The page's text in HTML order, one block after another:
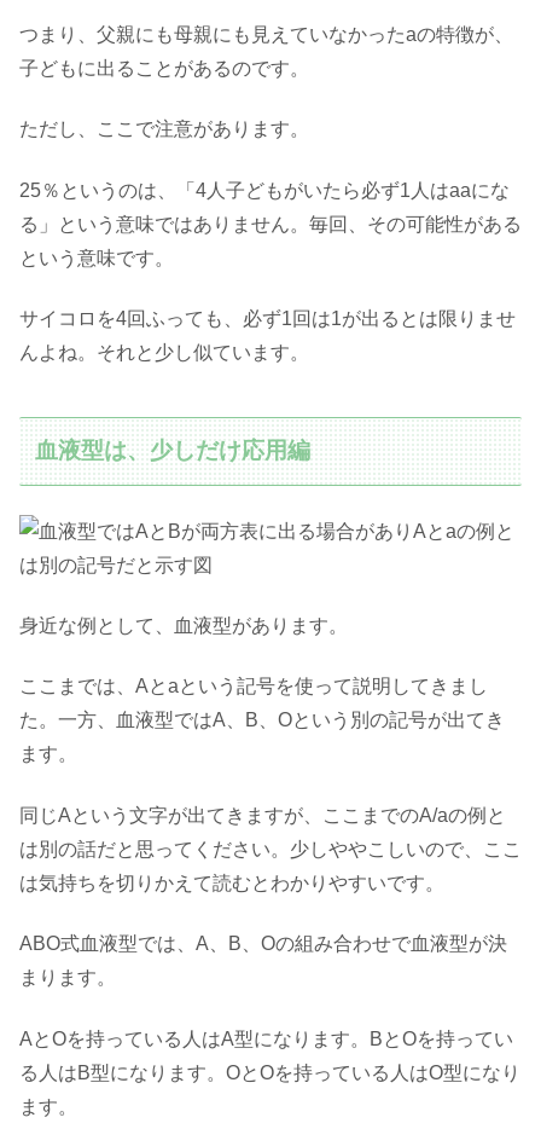
つまり、父親にも母親にも見えていなかったaの特徴が、
子どもに出ることがあるのです。
ただし、ここで注意があります。
25％というのは、「4人子どもがいたら必ず1人はaaにな
る」という意味ではありません。毎回、その可能性がある
という意味です。
サイコロを4回ふっても、必ず1回は1が出るとは限りませ
んよね。それと少し似ています。
血液型は、少しだけ応用編
身近な例として、血液型があります。
ここまでは、Aとaという記号を使って説明してきまし
た。一方、血液型ではA、B、Oという別の記号が出てき
ます。
同じAという文字が出てきますが、ここまでのA/aの例と
は別の話だと思ってください。少しややこしいので、ここ
は気持ちを切りかえて読むとわかりやすいです。
ABO式血液型では、A、B、Oの組み合わせで血液型が決
まります。
AとOを持っている人はA型になります。BとOを持ってい
る人はB型になります。OとOを持っている人はO型になり
ます。